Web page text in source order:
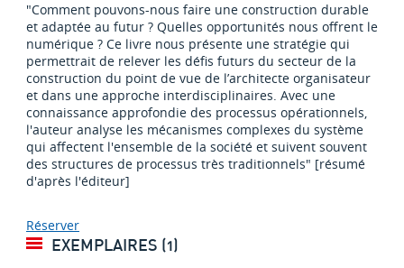
"Comment pouvons-nous faire une construction durable
et adaptée au futur ? Quelles opportunités nous offrent le
numérique ? Ce livre nous présente une stratégie qui
permettrait de relever les défis futurs du secteur de la
construction du point de vue de l’architecte organisateur
et dans une approche interdisciplinaires. Avec une
connaissance approfondie des processus opérationnels,
l'auteur analyse les mécanismes complexes du système
qui affectent l'ensemble de la société et suivent souvent
des structures de processus très traditionnels" [résumé
d'après l'éditeur]
Réserver
EXEMPLAIRES (1)